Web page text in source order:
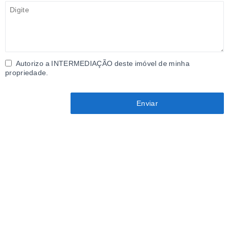
Autorizo a INTERMEDIAÇÃO deste imóvel de minha
propriedade.
Enviar